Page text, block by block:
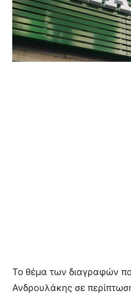
Το θέμα των διαγραφών
Ανδρουλάκης σε